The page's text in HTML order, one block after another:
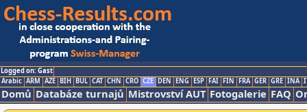
Logged on: Gast
Arabic ARM AZE BIH BUL CAT CHN CRO CZE DEN ENG ESP FAI FIN FRA GER GRE INA
Domů Databáze turnajů Mistrovství AUT Fotogalerie FAQ